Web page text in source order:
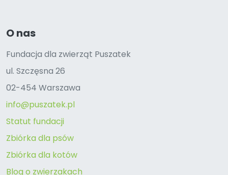
O nas
Fundacja dla zwierząt Puszatek
ul. Szczęsna 26
02-454 Warszawa
info@puszatek.pl
Statut fundacji
Zbiórka dla psów
Zbiórka dla kotów
Blog o zwierzakach